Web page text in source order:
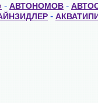
- АВТОНОМОВ -
-